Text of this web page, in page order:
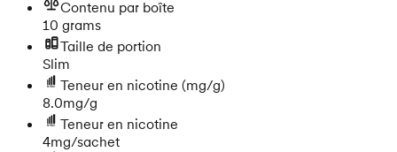
Contenu par boîte
10 grams
Taille de portion
Slim
Teneur en nicotine (mg/g)
8.0mg/g
Teneur en nicotine
4mg/sachet